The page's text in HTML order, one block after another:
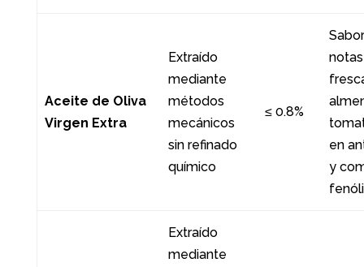
Aceite de Oliva
Virgen Extra
Extraído
mediante
métodos
mecánicos
sin refinado
químico
≤ 0.8%
en
y
Extraído
mediante